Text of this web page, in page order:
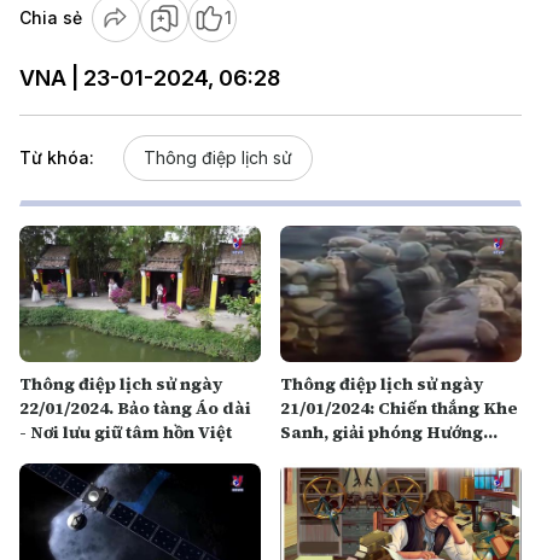
Chia sẻ 1
VNA | 23-01-2024, 06:28
Từ khóa: Thông điệp lịch sử
Thông điệp lịch sử ngày
22/01/2024. Bảo tàng Áo dài
- Nơi lưu giữ tâm hồn Việt
Thông điệp lịch sử ngày
21/01/2024: Chiến thắng Khe
Sanh, giải phóng Hướng